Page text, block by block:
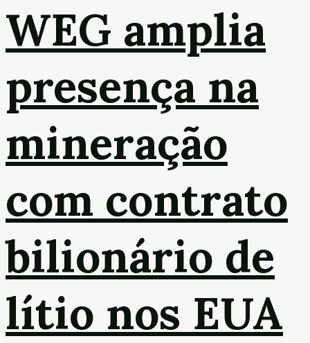
WEG amplia
presença na
mineração
com contrato
bilionário de
lítio nos EUA